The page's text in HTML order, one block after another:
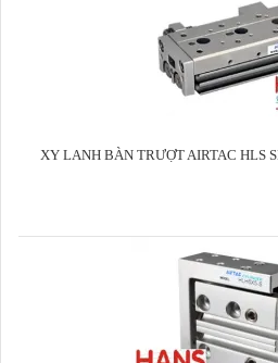
XY LANH BÀN TRƯỢT AIRTAC HLS